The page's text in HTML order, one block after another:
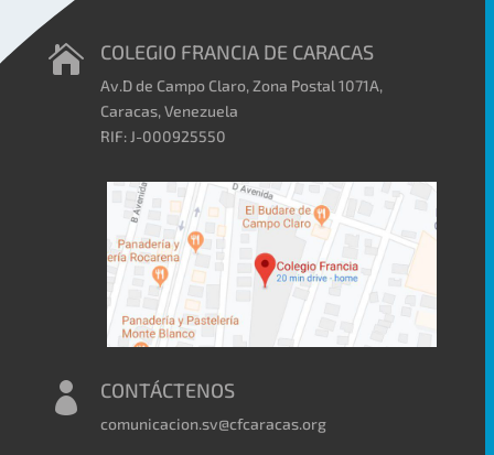
 COLEGIO FRANCIA DE CARACAS
Av.D de Campo Claro, Zona Postal 1071A,
Caracas, Venezuela
RIF: J-000925550
 CONTÁCTENOS
comunicacion.sv@cfcaracas.org